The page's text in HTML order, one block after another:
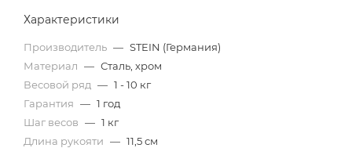
Характеристики
Производитель — STEIN (Германия)
Материал — Сталь, хром
Весовой ряд — 1 - 10 кг
Гарантия — 1 год
Шаг весов — 1 кг
Длина рукояти — 11,5 см